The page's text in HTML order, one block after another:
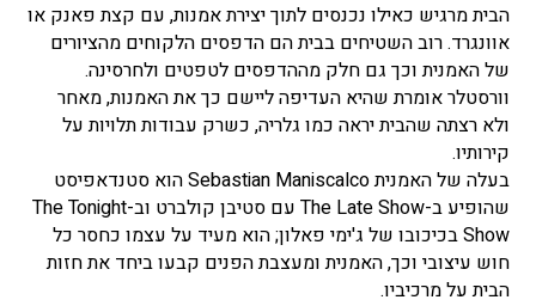
הבית מרגיש כאילו נכנסים לתוך יצירת אמנות, עם קצת פאנק או
אוונגרד. רוב השטיחים בבית הם הדפסים הלקוחים מהציורים
של האמנית וכך גם חלק מההדפסים לטפטים ולחרסינה.
וורסטלר אומרת שהיא העדיפה ליישם כך את האמנות, מאחר
ולא רצתה שהבית יראה כמו גלריה, כשרק עבודות תלויות על
קירותיו.
בעלה של האמנית Sebastian Maniscalco הוא סטנדאפיסט
שהופיע ב-The Late Show עם סטיבן קולברט וב-The Tonight
Show בכיכובו של ג'ימי פאלון; הוא מעיד על עצמו כחסר כל
חוש עיצובי וכך, האמנית ומעצבת הפנים קבעו ביחד את חזות
הבית על מרכיביו.